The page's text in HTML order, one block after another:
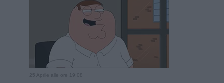
25 Aprile alle ore 19:08